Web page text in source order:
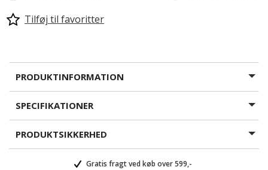
Tilføj til favoritter
PRODUKTINFORMATION
SPECIFIKATIONER
PRODUKTSIKKERHED
Gratis fragt ved køb over 599,-